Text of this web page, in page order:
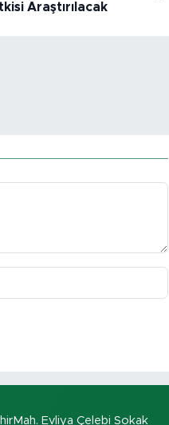
Araştırılacak
Evliya Çelebi Sokak